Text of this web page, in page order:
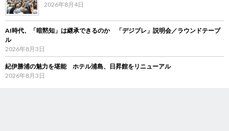
2026年8月4日
AI時代、「暗黙知」は継承できるのか 「デジブレ」説明会／ラウンドテーブ
ル
2026年8月3日
紀伊勝浦の魅力を堪能 ホテル浦島、日昇館をリニューアル
2026年8月3日